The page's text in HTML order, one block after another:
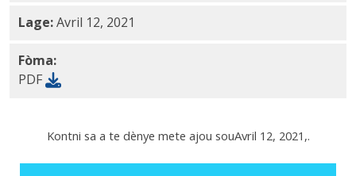
Lage:Avril 12, 2021
Fòma:
PDF
Kontni sa a te dènye mete ajou souAvril 12, 2021 ,.